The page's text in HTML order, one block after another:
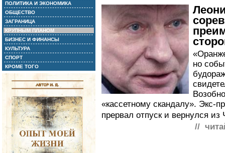
ПОЛИТИКА И ЭКОНОМИКА
ОБЩЕСТВО
ЗАГРАНИЦА
КРУПНЫМ ПЛАНОМ
БИЗНЕС И ФИНАНСЫ
КУЛЬТУРА
СПОРТ
КРОМЕ ТОГО
но
«кассетному скандалу». Экс-
прервал отпуск и вернулся
//